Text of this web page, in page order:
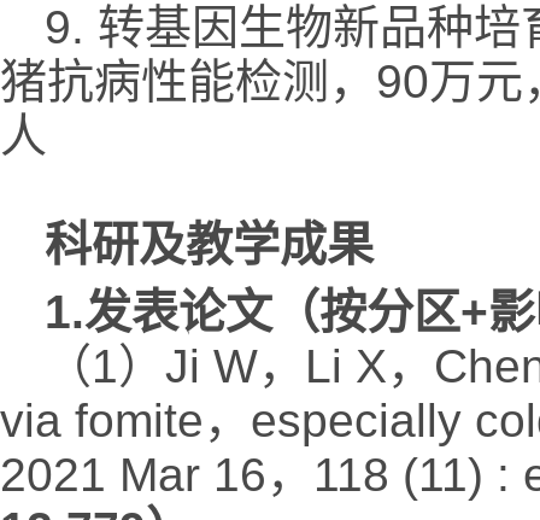
9. 转基因生物新品种
猪抗病性能检测，90万
人
科研及教学成果
1.发表论文（按分区+
（1）Ji W，Li X，
via fomite，especially
2021 Mar 16，118 (11) :